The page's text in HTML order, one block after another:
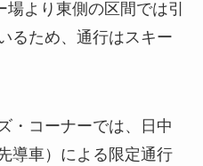
より東側の区間では引
るため、通行はスキー
・コーナーでは、日中
導車）による限定通行